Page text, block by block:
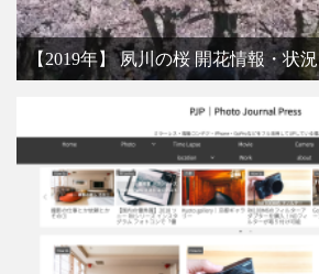
【2019年】 夙川の桜 開花情報・状況